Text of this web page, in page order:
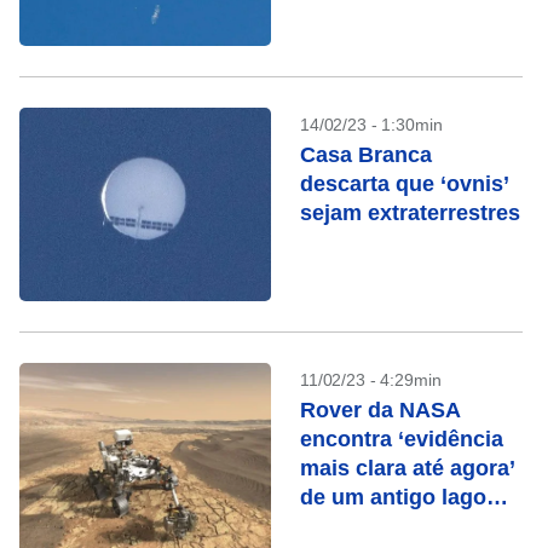
14/02/23 - 1:30min
Casa Branca
descarta que ‘ovnis’
sejam extraterrestres
11/02/23 - 4:29min
Rover da NASA
encontra ‘evidência
mais clara até agora’
de um antigo lago